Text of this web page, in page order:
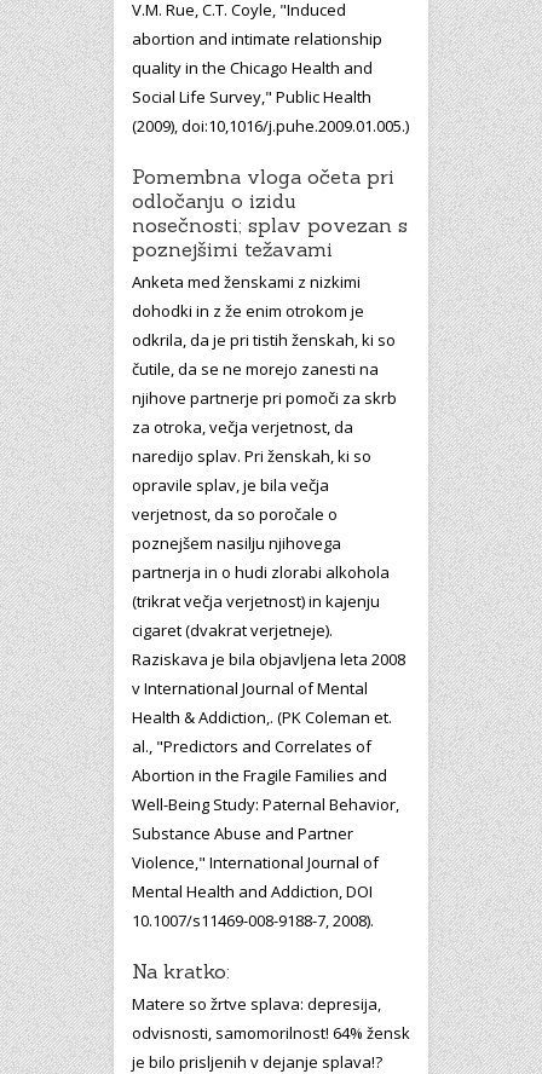
V.M. Rue, C.T. Coyle, "Induced
abortion and intimate relationship
quality in the Chicago Health and
Social Life Survey," Public Health
(2009), doi:10,1016/j.puhe.2009.01.005.)
Pomembna vloga očeta pri
odločanju o izidu
nosečnosti; splav povezan s
poznejšimi težavami
Anketa med ženskami z nizkimi
dohodki in z že enim otrokom je
odkrila, da je pri tistih ženskah, ki so
čutile, da se ne morejo zanesti na
njihove partnerje pri pomoči za skrb
za otroka, večja verjetnost, da
naredijo splav. Pri ženskah, ki so
opravile splav, je bila večja
verjetnost, da so poročale o
poznejšem nasilju njihovega
partnerja in o hudi zlorabi alkohola
(trikrat večja verjetnost) in kajenju
cigaret (dvakrat verjetneje).
Raziskava je bila objavljena leta 2008
v International Journal of Mental
Health & Addiction,. (PK Coleman et.
al., "Predictors and Correlates of
Abortion in the Fragile Families and
Well-Being Study: Paternal Behavior,
Substance Abuse and Partner
Violence," International Journal of
Mental Health and Addiction, DOI
10.1007/s11469-008-9188-7, 2008).
Na kratko:
Matere so žrtve splava: depresija,
odvisnosti, samomorilnost! 64% žensk
je bilo prisljenih v dejanje splava!?